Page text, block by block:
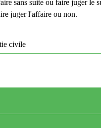
sans suite ou faire juger le
juger l'affaire ou non.
civile